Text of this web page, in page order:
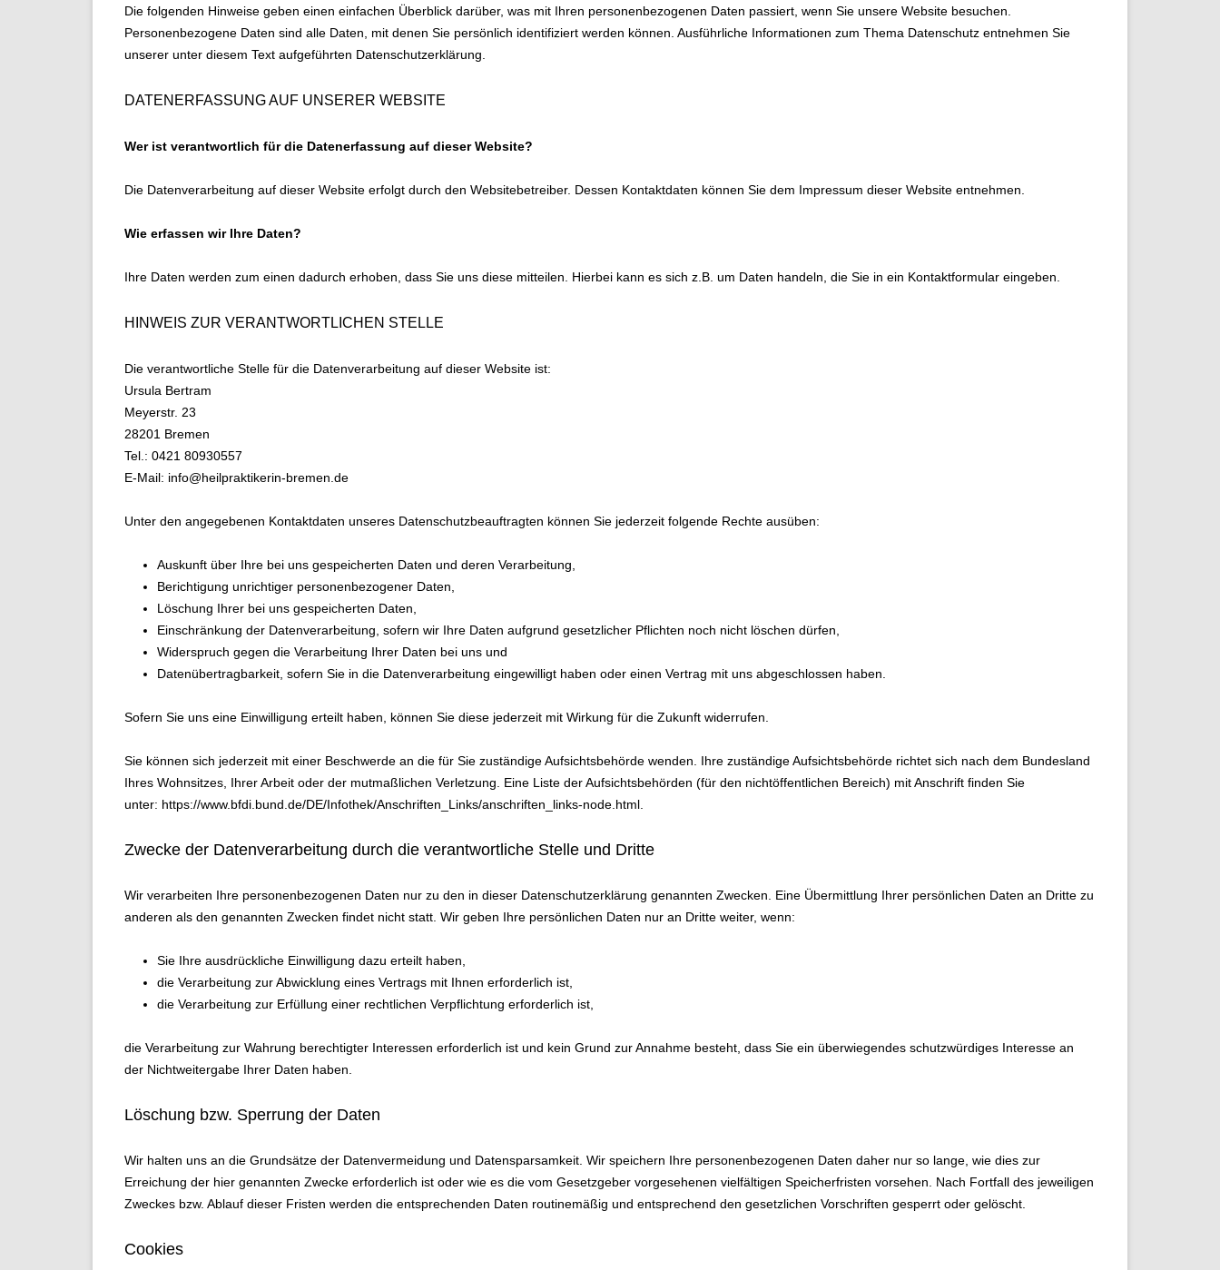
Die folgenden Hinweise geben einen einfachen Überblick darüber, was mit Ihren personenbezogenen Daten passiert, wenn Sie unsere Website besuchen.
Personenbezogene Daten sind alle Daten, mit denen Sie persönlich identifiziert werden können. Ausführliche Informationen zum Thema Datenschutz entnehmen Sie
unserer unter diesem Text aufgeführten Datenschutzerklärung.
DATENERFASSUNG AUF UNSERER WEBSITE
Wer ist verantwortlich für die Datenerfassung auf dieser Website?
Die Datenverarbeitung auf dieser Website erfolgt durch den Websitebetreiber. Dessen Kontaktdaten können Sie dem Impressum dieser Website entnehmen.
Wie erfassen wir Ihre Daten?
Ihre Daten werden zum einen dadurch erhoben, dass Sie uns diese mitteilen. Hierbei kann es sich z.B. um Daten handeln, die Sie in ein Kontaktformular eingeben.
HINWEIS ZUR VERANTWORTLICHEN STELLE
Die verantwortliche Stelle für die Datenverarbeitung auf dieser Website ist:
Ursula Bertram
Meyerstr. 23
28201 Bremen
Tel.: 0421 80930557
E-Mail: info@heilpraktikerin-bremen.de
Unter den angegebenen Kontaktdaten unseres Datenschutzbeauftragten können Sie jederzeit folgende Rechte ausüben:
Auskunft über Ihre bei uns gespeicherten Daten und deren Verarbeitung,
Berichtigung unrichtiger personenbezogener Daten,
Löschung Ihrer bei uns gespeicherten Daten,
Einschränkung der Datenverarbeitung, sofern wir Ihre Daten aufgrund gesetzlicher Pflichten noch nicht löschen dürfen,
Widerspruch gegen die Verarbeitung Ihrer Daten bei uns und
Datenübertragbarkeit, sofern Sie in die Datenverarbeitung eingewilligt haben oder einen Vertrag mit uns abgeschlossen haben.
Sofern Sie uns eine Einwilligung erteilt haben, können Sie diese jederzeit mit Wirkung für die Zukunft widerrufen.
Sie können sich jederzeit mit einer Beschwerde an die für Sie zuständige Aufsichtsbehörde wenden. Ihre zuständige Aufsichtsbehörde richtet sich nach dem Bundesland
Ihres Wohnsitzes, Ihrer Arbeit oder der mutmaßlichen Verletzung. Eine Liste der Aufsichtsbehörden (für den nichtöffentlichen Bereich) mit Anschrift finden Sie
unter: https://www.bfdi.bund.de/DE/Infothek/Anschriften_Links/anschriften_links-node.html
Zwecke der Datenverarbeitung durch die verantwortliche Stelle und Dritte
Wir verarbeiten Ihre personenbezogenen Daten nur zu den in dieser Datenschutzerklärung genannten Zwecken. Eine Übermittlung Ihrer persönlichen Daten an Dritte zu
anderen als den genannten Zwecken findet nicht statt. Wir geben Ihre persönlichen Daten nur an Dritte weiter, wenn:
Sie Ihre ausdrückliche Einwilligung dazu erteilt haben,
die Verarbeitung zur Abwicklung eines Vertrags mit Ihnen erforderlich ist,
die Verarbeitung zur Erfüllung einer rechtlichen Verpflichtung erforderlich ist,
die Verarbeitung zur Wahrung berechtigter Interessen erforderlich ist und kein Grund zur Annahme besteht, dass Sie ein überwiegendes schutzwürdiges Interesse an
der Nichtweitergabe Ihrer Daten haben.
Löschung bzw. Sperrung der Daten
Wir halten uns an die Grundsätze der Datenvermeidung und Datensparsamkeit. Wir speichern Ihre personenbezogenen Daten daher nur so lange, wie dies zur
Erreichung der hier genannten Zwecke erforderlich ist oder wie es die vom Gesetzgeber vorgesehenen vielfältigen Speicherfristen vorsehen. Nach Fortfall des jeweiligen
Zweckes bzw. Ablauf dieser Fristen werden die entsprechenden Daten routinemäßig und entsprechend den gesetzlichen Vorschriften gesperrt oder gelöscht.
Cookies